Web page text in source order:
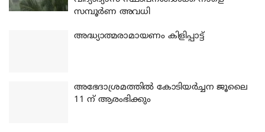
സമ്പൂർണ അവധി
അദ്ധ്യാത്മരാമായണം കിളിപ്പാട്ട്
അഭേദാശ്രമത്തില്‍ കോടിയര്‍ച്ചന ജൂലൈ
11 ന് ആരംഭിക്കും